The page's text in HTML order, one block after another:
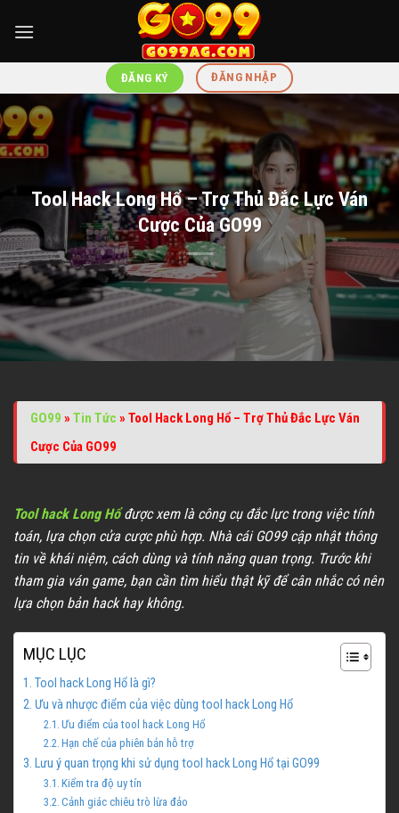
ĐĂNG KÝ ĐĂNG NHẬP
Tool Hack Long Hổ – Trợ Thủ Đắc Lực Ván
Cược Của GO99
GO99 » Tin Tức » Tool Hack Long Hổ – Trợ Thủ Đắc Lực Ván
Cược Của GO99
Tool hack Long Hổđược xem là công cụ đắc lực trong việc tính
toán, lựa chọn cửa cược phù hợp. Nhà cái GO99 cập nhật thông
tin về khái niệm, cách dùng và tính năng quan trọng. Trước khi
tham gia ván game, bạn cần tìm hiểu thật kỹ để cân nhắc có nên
lựa chọn bản hack hay không.
MỤC LỤC
Tool hack Long Hổ là gì?
Ưu và nhược điểm của việc dùng tool hack Long Hổ
Ưu điểm của tool hack Long Hổ
Hạn chế của phiên bản hỗ trợ
Lưu ý quan trọng khi sử dụng tool hack Long Hổ tại GO99
Kiểm tra độ uy tín
Cảnh giác chiêu trò lừa đảo